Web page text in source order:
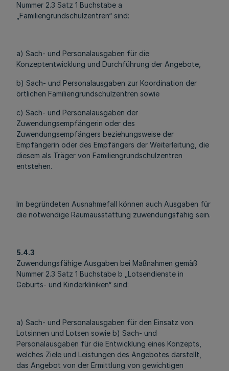
Nummer 2.3 Satz 1 Buchstabe a
„Familiengrundschulzentren“ sind:
a) Sach- und Personalausgaben für die
Konzeptentwicklung und Durchführung der Angebote,
b) Sach- und Personalausgaben zur Koordination der
örtlichen Familiengrundschulzentren sowie
c) Sach- und Personalausgaben der
Zuwendungsempfängerin oder des
Zuwendungsempfängers beziehungsweise der
Empfängerin oder des Empfängers der Weiterleitung, die
diesem als Träger von Familiengrundschulzentren
entstehen.
Im begründeten Ausnahmefall können auch Ausgaben für
die notwendige Raumausstattung zuwendungsfähig sein.
5.4.3
Zuwendungsfähige Ausgaben bei Maßnahmen gemäß
Nummer 2.3 Satz 1 Buchstabe b „Lotsendienste in
Geburts- und Kinderkliniken“ sind:
a) Sach‐ und Personalausgaben für den Einsatz von
Lotsinnen und Lotsen sowie b) Sach- und
Personalausgaben für die Entwicklung eines Konzepts,
welches Ziele und Leistungen des Angebotes darstellt,
das Angebot von der Ermittlung von gewichtigen